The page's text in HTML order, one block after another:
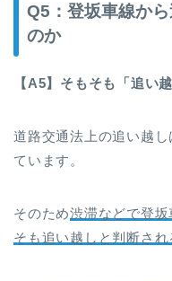
Q5：登坂車線か
のか
【A5】そもそも「追い
道路交通法上の追い越
ています。
そのため渋滞などで登
そも追い越しと判断さ